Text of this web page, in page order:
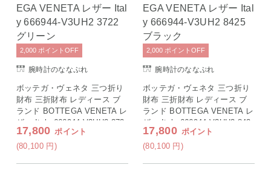
腕時計のななぷれ
ボッテガ・ヴェネタ 三つ折り
財布 三折財布 レディース ブ
ランド BOTTEGA VENETA レ
ザー Italy 666944-V3UH2 372
2 グリーン
17,800 ポイント
(80,100 円 )
2,000 ポイント OFF
腕時計のななぷれ
ボッテガ・ヴェネタ 三つ折り
財布 三折財布 レディース ブ
ランド BOTTEGA VENETA レ
ザー Italy 666944-V3UH2 842
5 ブラック
17,800 ポイント
(80,100 円 )
2,000 ポイント OFF